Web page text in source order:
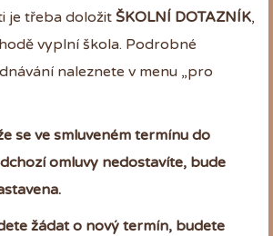
je třeba doložitŠKOLNÍ DOTAZNÍK,
vyplní škola. Podrobné
naleznete v menu „pro
se ve smluveném termínu do
omluvy nedostavíte, bude
žádat o nový termín, budete